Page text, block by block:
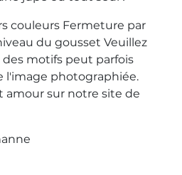
couleurs Fermeture par
du gousset Veuillez
motifs peut parfois
l'image photographiée.
amour sur notre site de